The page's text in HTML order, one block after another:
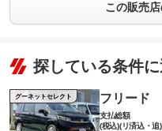
この販売
探している条件
グーネットセレクト フリード
支払総額
(税込)(リ済込・追)